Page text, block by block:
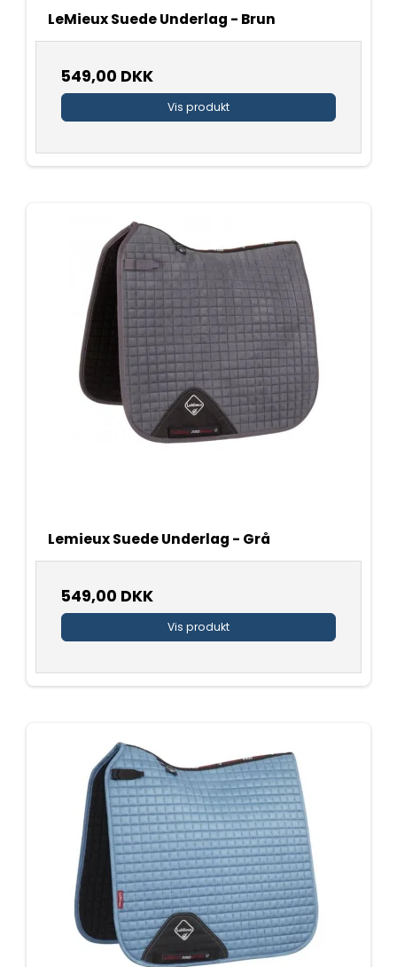
LeMieux Suede Underlag - Brun
549,00 DKK
Vis produkt
Lemieux Suede Underlag - Grå
549,00 DKK
Vis produkt